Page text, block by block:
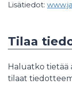
Lisätiedot:
Tilaa
Haluatko tietää
tilaat